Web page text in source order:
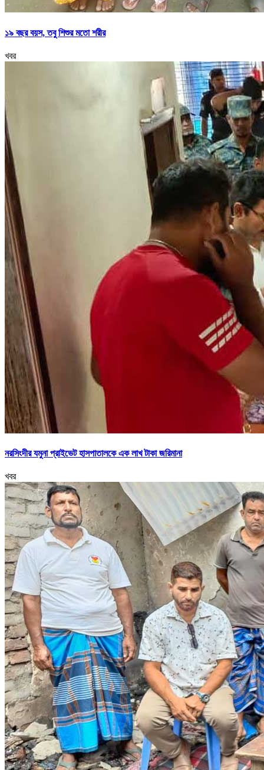
১৯ বছর বয়স, তবু শিশুর মতো শরীর
খবর
নরসিংদীর যমুনা প্রাইভেট হাসপাতালকে এক লাখ টাকা জরিমানা
খবর